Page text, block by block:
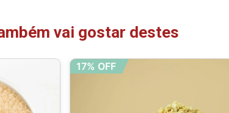
vai gostar destes
17% OFF